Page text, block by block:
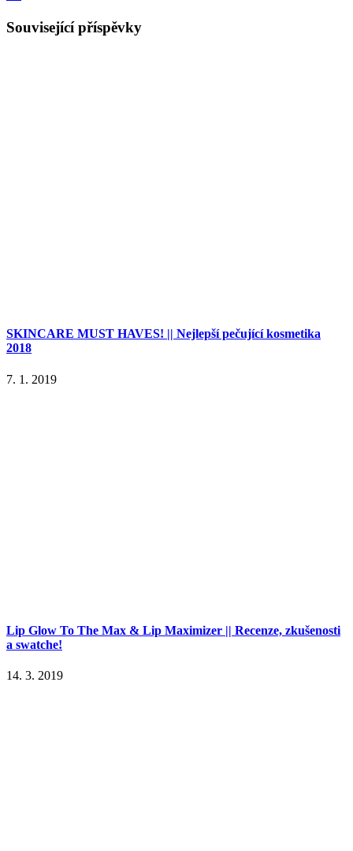
Související příspěvky
SKINCARE MUST HAVES! || Nejlepší pečující kosmetika
2018
7. 1. 2019
Lip Glow To The Max & Lip Maximizer || Recenze, zkušenosti
a swatche!
14. 3. 2019